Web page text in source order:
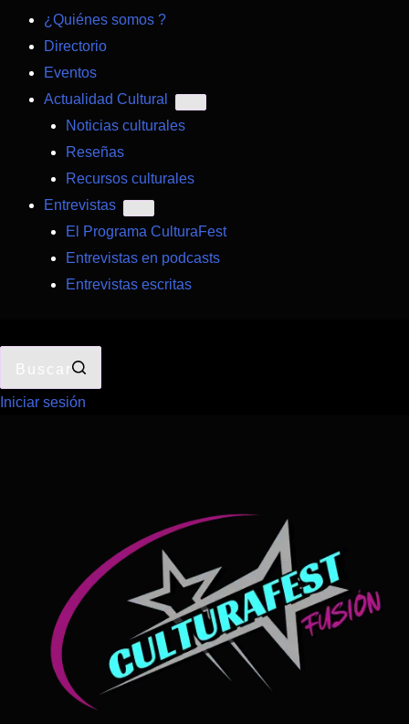
¿Quiénes somos ?
Directorio
Eventos
Actualidad Cultural
Noticias culturales
Reseñas
Recursos culturales
Entrevistas
El Programa CulturaFest
Entrevistas en podcasts
Entrevistas escritas
Buscar
Iniciar sesión